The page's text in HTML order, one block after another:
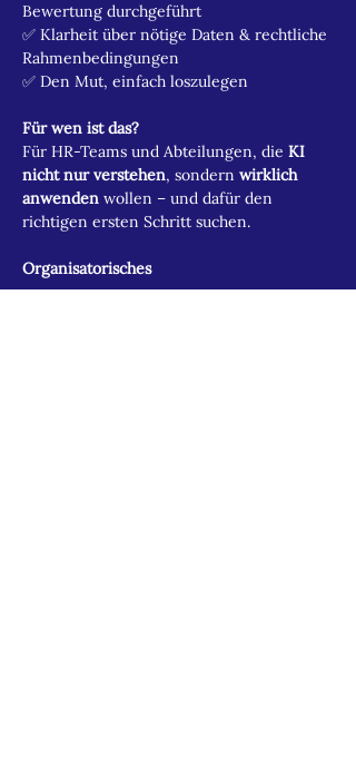
Bewertung durchgeführt
✅ Klarheit über nötige Daten & rechtliche
Rahmenbedingungen
✅ Den Mut, einfach loszulegen
Für wen ist das?
Für HR-Teams und Abteilungen, die KI
nicht nur verstehen, sondern wirklich
anwenden wollen – und dafür den
richtigen ersten Schritt suchen.
Organisatorisches